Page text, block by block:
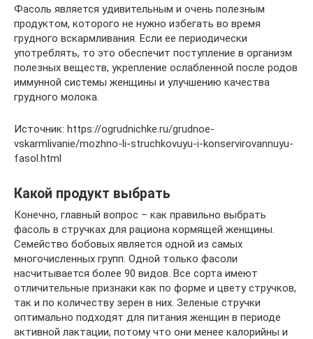
Фасоль является удивительным и очень полезным
продуктом, которого не нужно избегать во время
грудного вскармливания. Если ее периодически
употреблять, то это обеспечит поступление в организм
полезных веществ, укрепление ослабленной после родов
иммунной системы женщины и улучшению качества
грудного молока.
Источник: https://ogrudnichke.ru/grudnoe-
vskarmlivanie/mozhno-li-struchkovuyu-i-konservirovannuyu-
fasol.html
Какой продукт выбрать
Конечно, главный вопрос – как правильно выбрать
фасоль в стручках для рациона кормящей женщины.
Семейство бобовых является одной из самых
многочисленных групп. Одной только фасоли
насчитывается более 90 видов. Все сорта имеют
отличительные признаки как по форме и цвету стручков,
так и по количеству зерен в них. Зеленые стручки
оптимально подходят для питания женщин в периоде
активной лактации, потому что они менее калорийны и